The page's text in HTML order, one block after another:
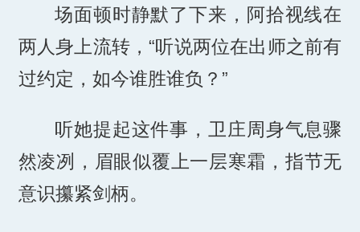
场面顿时静默了下来，阿拾视线在
两人身上流转，“听说两位在出师之前有
过约定，如今谁胜谁负？”
听她提起这件事，卫庄周身气息骤
然凌冽，眉眼似覆上一层寒霜，指节无
意识攥紧剑柄。